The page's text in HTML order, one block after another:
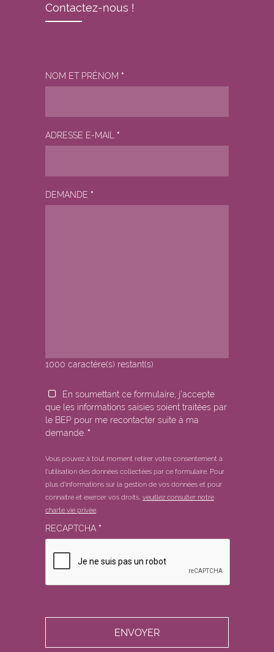
Contactez-nous !
NOM ET PRÉNOM *
ADRESSE E-MAIL *
DEMANDE *
1000 caractère(s) restant(s)
En soumettant ce formulaire, j'accepte
que les informations saisies soient traitées par
le BEP pour me recontacter suite à ma
demande. *
Vous pouvez à tout moment retirer votre consentement à
l'utilisation des données collectées par ce formulaire. Pour
plus d'informations sur la gestion de vos données et pour
connaitre et exercer vos droits, veuillez consulter notre
charte vie privée
RECAPTCHA *